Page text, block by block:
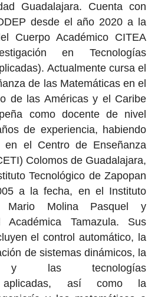
Guadalajara. Cuenta con
desde el año 2020 a la
Cuerpo Académico CITEA
en Tecnologías
Actualmente cursa el
de las Matemáticas en el
de las Américas y el Caribe
como docente de nivel
de experiencia, habiendo
en el Centro de Enseñanza
Colomos de Guadalajara,
Tecnológico de Zapopan
a la fecha, en el Instituto
Mario Molina Pasquel y
Académica Tamazula. Sus
el control automático, la
de sistemas dinámicos, la
y las tecnologías
aplicadas, así como la